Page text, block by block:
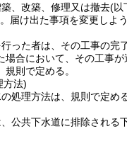
、改築、修理又は撤去(以
届け出た事項を変更しよ
った者は、その工事の完
場合において、その工事
則で定める。
方法)
処理方法は、規則で定め
公共下水道に排除される